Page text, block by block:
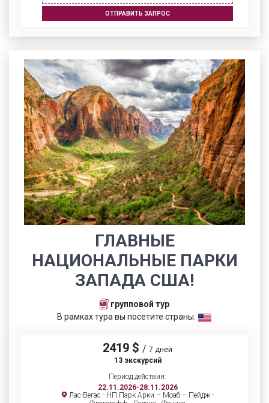
ОТПРАВИТЬ ЗАПРОС
ГЛАВНЫЕ
НАЦИОНАЛЬНЫЕ ПАРКИ
ЗАПАДА США!
групповой тур
В рамках тура вы посетите страны:
2419 $ / 7 дней
13 экскурсий
Период действия:
22.11.2026-28.11.2026
Лас-Вегас - НП Парк Арки – Моаб – Пейдж -